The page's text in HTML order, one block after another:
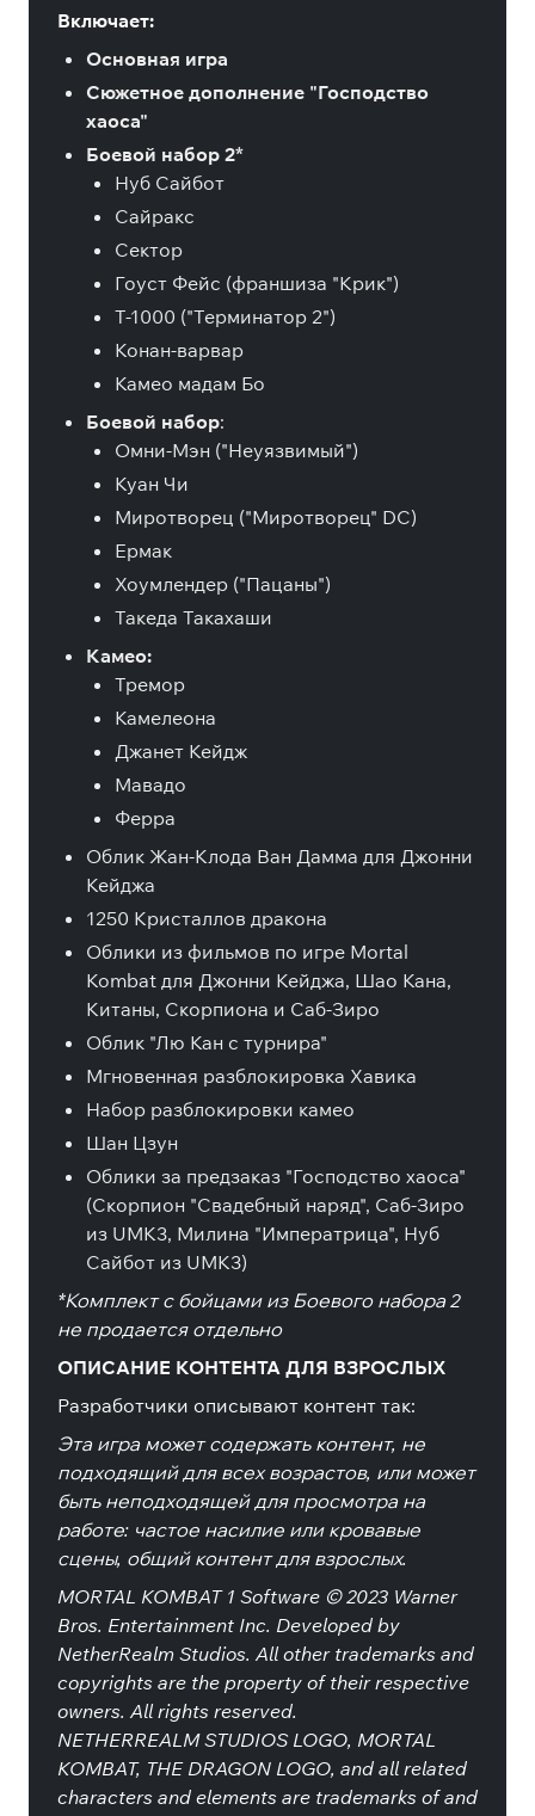
Включает:
Основная игра
Сюжетное дополнение "Господство
хаоса"
Боевой набор 2*
Нуб Сайбот
Сайракс
Сектор
Гоуст Фейс (франшиза "Крик")
T-1000 ("Терминатор 2")
Конан-варвар
Камео мадам Бо
Боевой набор:
Омни-Мэн ("Неуязвимый")
Куан Чи
Миротворец ("Миротворец" DC)
Ермак
Хоумлендер ("Пацаны")
Такеда Такахаши
Камео:
Тремор
Камелеона
Джанет Кейдж
Мавадо
Ферра
Облик Жан-Клода Ван Дамма для Джонни
Кейджа
1250 Кристаллов дракона
Облики из фильмов по игре Mortal
Kombat для Джонни Кейджа, Шао Кана,
Китаны, Скорпиона и Саб-Зиро
Облик "Лю Кан с турнира"
Мгновенная разблокировка Хавика
Набор разблокировки камео
Шан Цзун
Облики за предзаказ "Господство хаоса"
(Скорпион "Свадебный наряд", Саб-Зиро
из UMK3, Милина "Императрица", Нуб
Сайбот из UMK3)
*Комплект с бойцами из Боевого набора 2
не продается отдельно
ОПИСАНИЕ КОНТЕНТА ДЛЯ ВЗРОСЛЫХ
Разработчики описывают контент так:
Эта игра может содержать контент, не
подходящий для всех возрастов, или может
быть неподходящей для просмотра на
работе: частое насилие или кровавые
сцены, общий контент для взрослых.
MORTAL KOMBAT 1 Software © 2023 Warner
Bros. Entertainment Inc. Developed by
NetherRealm Studios. All other trademarks and
copyrights are the property of their respective
owners. All rights reserved.
NETHERREALM STUDIOS LOGO, MORTAL
KOMBAT, THE DRAGON LOGO, and all related
characters and elements are trademarks of and